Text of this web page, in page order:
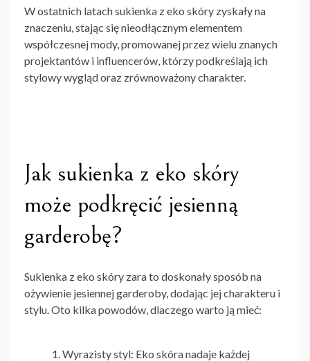
W ostatnich latachsukienka z eko skóry zyskały na
znaczeniu, stając się nieodłącznym elementem
współczesnej mody, promowanej przez wielu znanych
projektantów i influencerów, którzy podkreślają ich
stylowy wygląd oraz zrównoważony charakter.
Jak sukienka z eko skóry
może podkręcić jesienną
garderobę?
Sukienka z eko skóry zarato doskonały sposób na
ożywienie jesiennej garderoby, dodając jej charakteru i
stylu. Oto kilka powodów, dlaczego warto ją mieć:
Wyrazisty styl: Eko skóra nadaje każdej